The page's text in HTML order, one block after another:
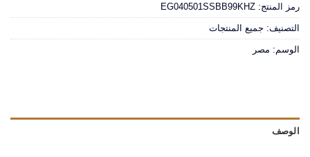
رمز المنتج: EG040501SSBB99KHZ
التصنيف: جميع المنتجات
الوسم: مصر
الوصف